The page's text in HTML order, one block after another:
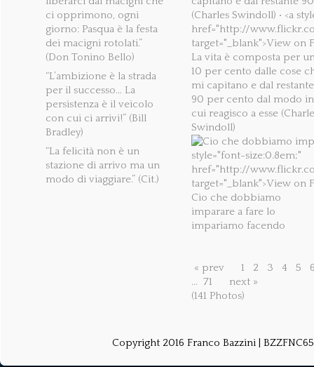
ci opprimono, ogni
giorno: Pasqua è la festa
dei macigni rotolati.”
(Don Tonino Bello)
“L’ambizione è la strada
per il successo… La
persistenza è il veicolo
con cui ci arrivi!” (Bill
Bradley)
“La felicità non è un
stazione di arrivo ma un
modo di viaggiare.” (Cit.)
La vita è composta per
10 per cento dalle cose
mi capitano e dal restante
90 per cento dal modo in
cui reagisco a esse
Swindoll)
Cio che dobbiamo
imparare a fare lo
impariamo facendo
« prev 1 2 3 4 5
... 71
next »
(141 Photos)
Copyright 2016 Franco Bazzini |